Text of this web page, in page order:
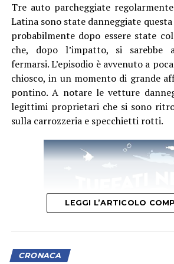
Tre auto parcheggiate
Latina sono state danneggiate
probabilmente dopo essere state
che, dopo l’impatto, si sarebbe
fermarsi. L’episodio è avvenuto a
chiosco, in un momento di grande
pontino. A notare le vetture
legittimi proprietari che si sono
sulla carrozzeria e specchietti rotti.
LEGGI L’ARTICOLO
CRONACA